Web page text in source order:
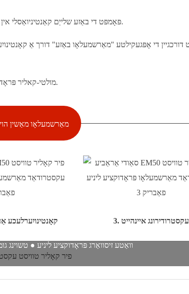
2) פּאָמפּט די באַזע שלייַם קאַנטיניואַסלי אין די דיידזשעסט ביז די לעצט נעץ מדרגה איז דערגרייכט. לאָזט די שלייַם קילן.
4) מולטי-קאליר פּראָדוקטן ווערן עקסטרודירט און טראַנספּאָרטירט צום קיל-קאַנווייער פֿאַר קילן.
מאַרשמעלאָו מאַשין
2. 3. עקסטרודירונג איינהייט
וואַטע זיסוואַרג פּראָדוקציע ליניע ●